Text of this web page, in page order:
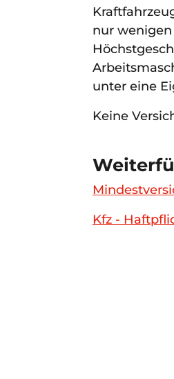
nur
unter eine
Keine
Kfz -